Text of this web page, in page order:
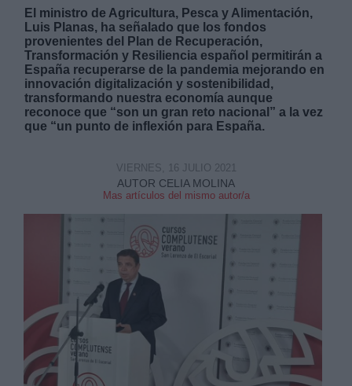
El ministro de Agricultura, Pesca y Alimentación,
Luis Planas, ha señalado que los fondos
provenientes del Plan de Recuperación,
Transformación y Resiliencia español permitirán a
España recuperarse de la pandemia mejorando en
innovación digitalización y sostenibilidad,
transformando nuestra economía aunque
reconoce que “son un gran reto nacional” a la vez
que “un punto de inflexión para España.
AUTOR CELIA MOLINA
Mas artículos del mismo autor/a
VIERNES, 16 JULIO 2021